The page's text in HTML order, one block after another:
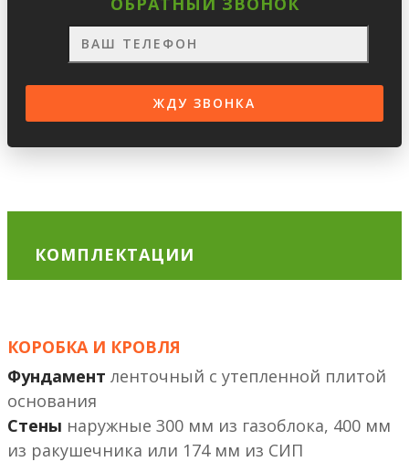
КОМПЛЕКТАЦИИ
КОРОБКА И КРОВЛЯ
Фундамент ленточный с утепленной плитой
основания
Стены наружные 300 мм из газоблока, 400 мм
из ракушечника или 174 мм из СИП